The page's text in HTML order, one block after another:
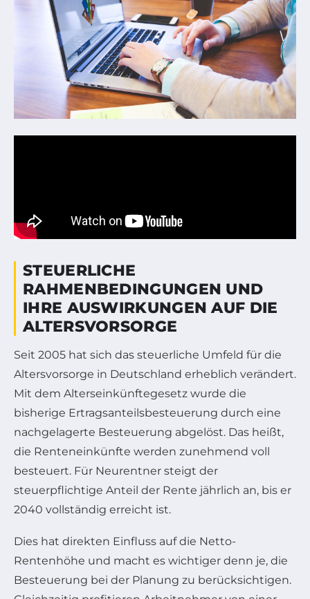
STEUERLICHE
RAHMENBEDINGUNGEN UND
IHRE AUSWIRKUNGEN AUF DIE
ALTERSVORSORGE
Seit 2005 hat sich das steuerliche Umfeld für die
Altersvorsorge in Deutschland erheblich verändert.
Mit dem Alterseinkünftegesetz wurde die
bisherige Ertragsanteilsbesteuerung durch eine
nachgelagerte Besteuerung abgelöst. Das heißt,
die Renteneinkünfte werden zunehmend voll
besteuert. Für Neurentner steigt der
steuerpflichtige Anteil der Rente jährlich an, bis er
2040 vollständig erreicht ist.
Dies hat direkten Einfluss auf die Netto-
Rentenhöhe und macht es wichtiger denn je, die
Besteuerung bei der Planung zu berücksichtigen.